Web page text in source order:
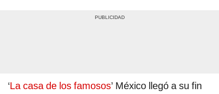
‘La casa de los famosos’ México llegó a su fin